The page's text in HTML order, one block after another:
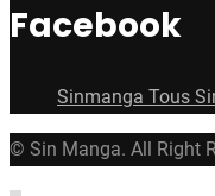
Facebook
Sinmanga Tous
© Sin Manga. All Right